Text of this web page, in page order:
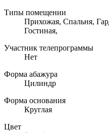
Типы помещении
Прихожая, Спальня,
Гостиная,
Участник телепрограммы
Нет
Форма абажура
Цилиндр
Форма основания
Круглая
Цвет